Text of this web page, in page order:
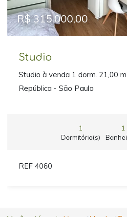
R$ 315.000,00
Studio
Studio à venda 1 dorm. 21,00
República - São Paulo
1
Dormitório(s)
1
REF 4060